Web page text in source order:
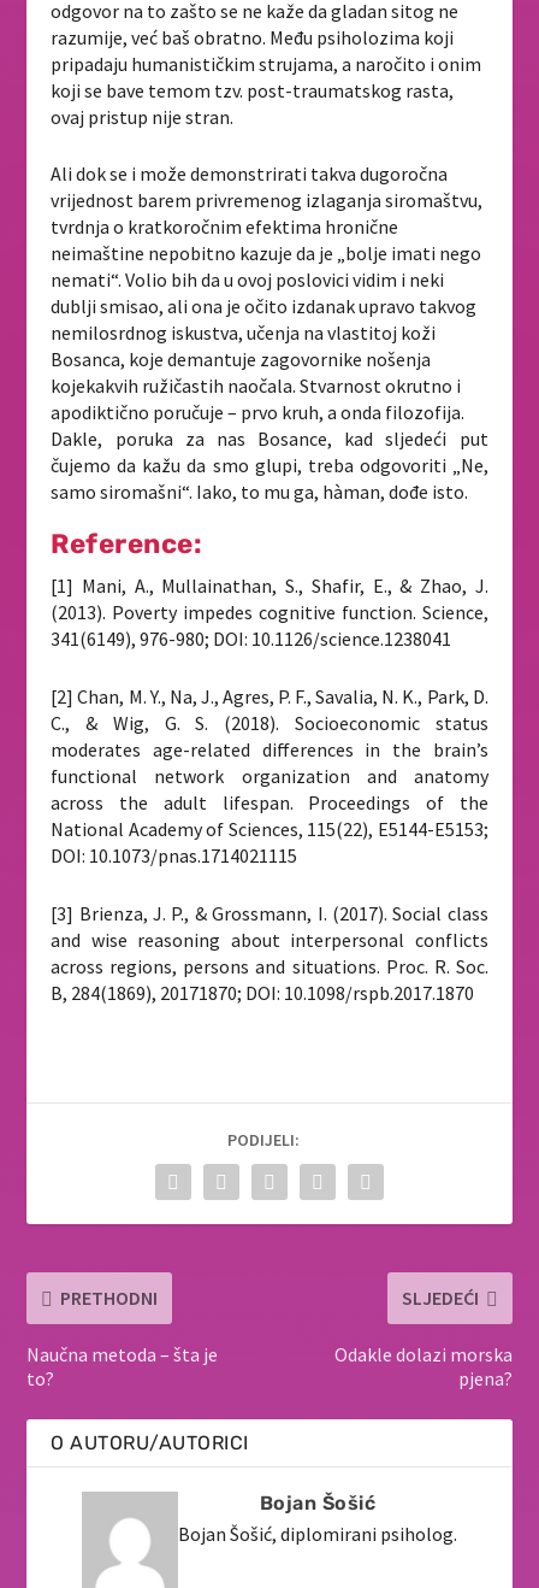
odgovor na to zašto se ne kaže da gladan sitog ne
razumije, već baš obratno. Među psiholozima koji
pripadaju humanističkim strujama, a naročito i onim
koji se bave temom tzv. post-traumatskog rasta,
ovaj pristup nije stran.
Ali dok se i može demonstrirati takva dugoročna
vrijednost barem privremenog izlaganja siromaštvu,
tvrdnja o kratkoročnim efektima hronične
neimaštine nepobitno kazuje da je „bolje imati nego
nemati“. Volio bih da u ovoj poslovici vidim i neki
dublji smisao, ali ona je očito izdanak upravo takvog
nemilosrdnog iskustva, učenja na vlastitoj koži
Bosanca, koje demantuje zagovornike nošenja
kojekakvih ružičastih naočala. Stvarnost okrutno i
apodiktično poručuje – prvo kruh, a onda filozofija.
Dakle, poruka za nas Bosance, kad sljedeći put
čujemo da kažu da smo glupi, treba odgovoriti „Ne,
samo siromašni“. Iako, to mu ga, hàman, dođe isto.
Reference:
[1] Mani, A., Mullainathan, S., Shafir, E., & Zhao, J.
(2013). Poverty impedes cognitive function. Science,
341(6149), 976-980; DOI: 10.1126/science.1238041
[2] Chan, M. Y., Na, J., Agres, P. F., Savalia, N. K., Park, D.
C., & Wig, G. S. (2018). Socioeconomic status
moderates age-related differences in the brain’s
functional network organization and anatomy
across the adult lifespan. Proceedings of the
National Academy of Sciences, 115(22), E5144-E5153;
DOI: 10.1073/pnas.1714021115
[3] Brienza, J. P., & Grossmann, I. (2017). Social class
and wise reasoning about interpersonal conflicts
across regions, persons and situations. Proc. R. Soc.
B, 284(1869), 20171870; DOI: 10.1098/rspb.2017.1870
PODIJELI:
PRETHODNI
Naučna metoda – šta je
to?
SLJEDEĆI
Odakle dolazi morska
pjena?
O AUTORU/AUTORICI
Bojan Šošić
Bojan Šošić, diplomirani psiholog.